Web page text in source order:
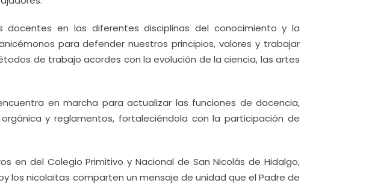
docentes en las diferentes disciplinas del conocimiento y la
para defender nuestros principios, valores y trabajar
de trabajo acordes con la evolución de la ciencia, las artes
en marcha para actualizar las funciones de docencia,
y reglamentos, fortaleciéndola con la participación de
en del Colegio Primitivo y Nacional de San Nicolás de Hidalgo,
los nicolaitas comparten un mensaje de unidad que el Padre de